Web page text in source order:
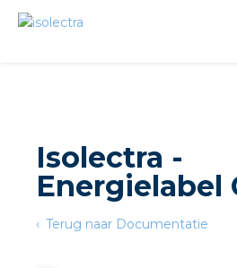
Isolectra -
Energielabel
Terug naar Documentatie